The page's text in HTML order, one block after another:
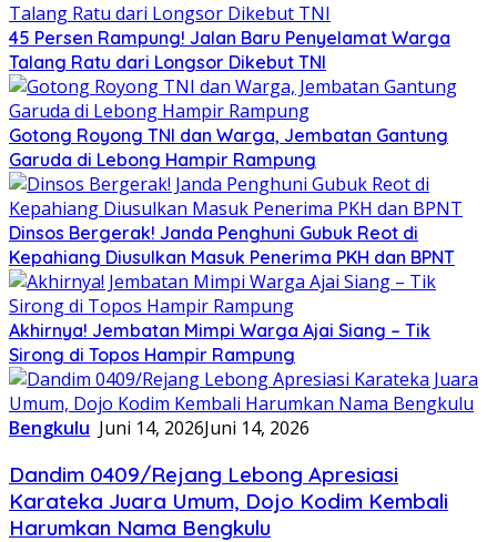
45 Persen Rampung! Jalan Baru Penyelamat Warga
Talang Ratu dari Longsor Dikebut TNI
Gotong Royong TNI dan Warga, Jembatan Gantung
Garuda di Lebong Hampir Rampung
Dinsos Bergerak! Janda Penghuni Gubuk Reot di
Kepahiang Diusulkan Masuk Penerima PKH dan BPNT
Akhirnya! Jembatan Mimpi Warga Ajai Siang – Tik
Sirong di Topos Hampir Rampung
Bengkulu Juni 14, 2026Juni 14, 2026
Dandim 0409/Rejang Lebong Apresiasi
Karateka Juara Umum, Dojo Kodim Kembali
Harumkan Nama Bengkulu